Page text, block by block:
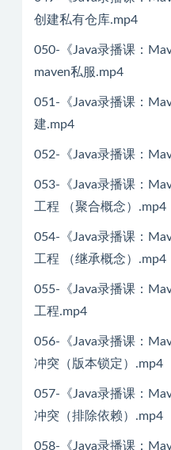
创建私有仓库.mp4
050-《Java录播课：
maven私服.mp4
051-《Java录播课：
建.mp4
052-《Java录播课：
053-《Java录播课：
工程 （聚合概念）.mp4
054-《Java录播课：
工程 （继承概念）.mp4
055-《Java录播课：
工程.mp4
056-《Java录播课：
冲突（版本锁定）.mp4
057-《Java录播课：
冲突（排除依赖）.mp4
058-《Java录播课：